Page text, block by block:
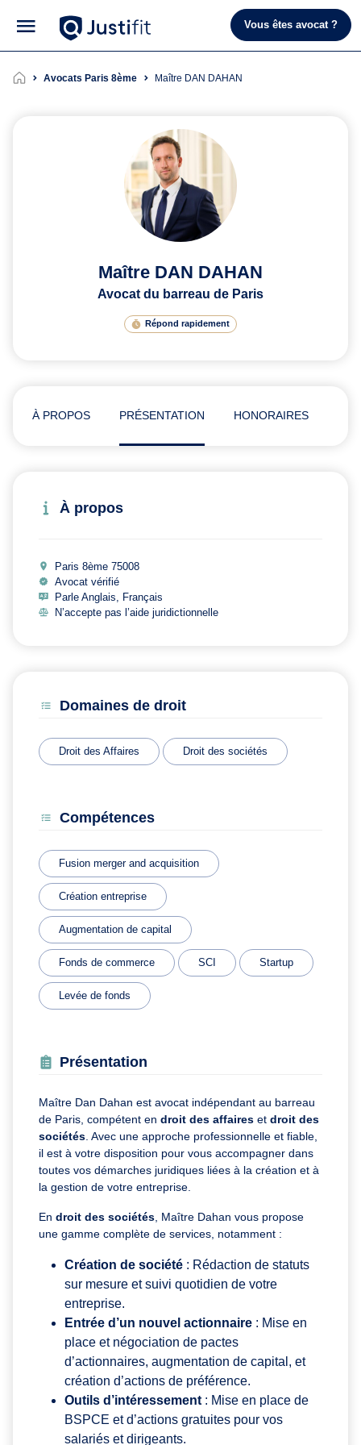
Vous êtes avocat ?
Avocats Paris 8ème Maître DAN DAHAN
Maître DAN DAHAN
Avocat du barreau de Paris
Répond rapidement
À PROPOS PRÉSENTATION HONORAIRES
À propos
Paris 8ème 75008
Avocat vérifié
Parle Anglais, Français
N’accepte pas l’aide juridictionnelle
Domaines de droit
Droit des Affaires Droit des sociétés
Compétences
Fusion merger and acquisition
Création entreprise
Augmentation de capital
Fonds de commerce SCI Startup
Levée de fonds
Présentation
Maître Dan Dahan est avocat indépendant au barreau
de Paris, compétent en droit des affaires et droit des
sociétés . Avec une approche professionnelle et fiable,
il est à votre disposition pour vous accompagner dans
toutes vos démarches juridiques liées à la création et à
la gestion de votre entreprise.
En droit des sociétés , Maître Dahan vous propose
une gamme complète de services, notamment :
Création de société : Rédaction de statuts
sur mesure et suivi quotidien de votre
entreprise.
Entrée d’un nouvel actionnaire : Mise en
place et négociation de pactes
d’actionnaires, augmentation de capital, et
création d’actions de préférence.
Outils d’intéressement : Mise en place de
BSPCE et d’actions gratuites pour vos
salariés et dirigeants.